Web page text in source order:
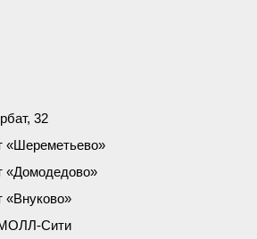
32
«Шереметьево»
«Домодедово»
«Внуково»
Сити